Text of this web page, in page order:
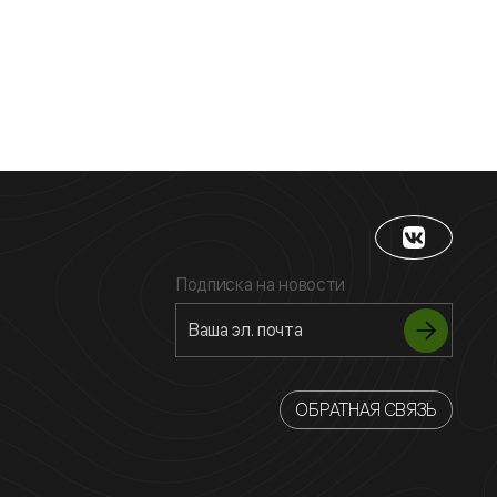
Подписка на новости
ОБРАТНАЯ СВЯЗЬ